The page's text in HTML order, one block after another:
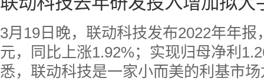
3月19日晚，联动科技发布2022年年
元，同比上涨1.92%；实现归母净利
悉，联动科技是一家小而美的利基市